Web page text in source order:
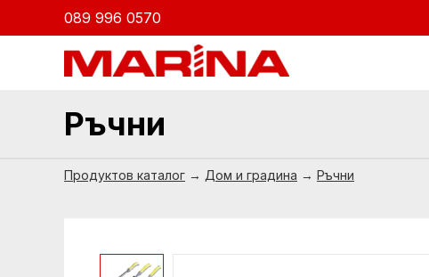
089 996 0570
Ръчни
Продуктов каталог → Дом и градина → Ръчни